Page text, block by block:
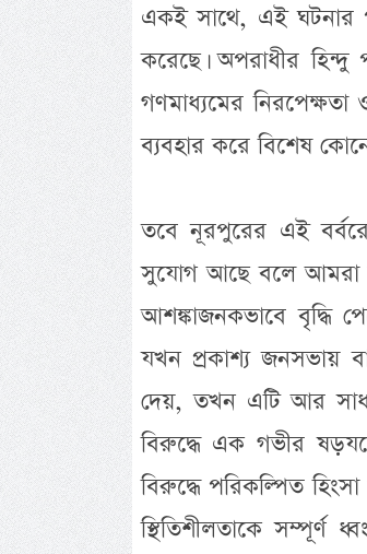
একই সাথে, এই ঘটনার
করেছে। অপরাধীর
গণমাধ্যমের নিরপেক্ষতা
ব্যবহার করে বিশেষ
তবে নূরপুরের এই
সুযোগ আছে বলে আমরা
আশঙ্কাজনকভাবে বৃদ্ধি
যখন প্রকাশ্য জনসভায়
দেয়, তখন এটি আর
বিরুদ্ধে এক গভীর
বিরুদ্ধে পরিকল্পিত
স্থিতিশীলতাকে সম্পূর্ণ